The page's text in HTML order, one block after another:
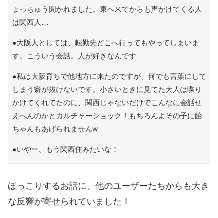
ょっちゅう聞かれました。東へ来てからも声かけてくる人
は関西人…
●大阪人としては、転勤先どこへ行ってもやってしまいま
す。こういう会話。人が好きなんです
●私は大阪育ちで他地方に来たのですが、何でも言葉にして
しまう癖が抜けないです。小さいときに見てた大人は喋り
かけてくれてたのに、関西じゃないだけでこんなに会話せ
えへんのかとカルチャーショック！もちろんよその子に飴
ちゃんもあげられませんw
●いやー、もう関西住みたいな！
ほっこりするお話に、他のユーザーたちからも大き
な反響が寄せられていました！